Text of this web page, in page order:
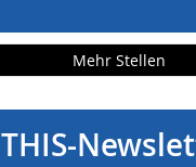
Mehr Stellen
THIS-